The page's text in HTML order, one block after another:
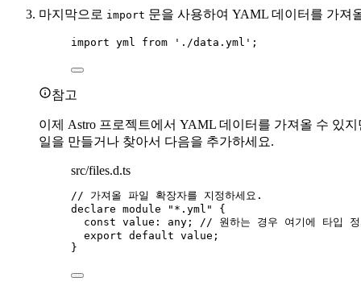
마지막으로 import 문을 사용하여 YAML 데이터를 가져
import yml from ' ./data.yml ' ;
참고
이제 Astro 프로젝트에서 YAML 데이터를 가져올 수 있
일을 만들거나 찾아서 다음을 추가하세요.
src/files.d.ts
// 가져올 파일 확장자를 지정하세요.
declare module " *.yml "
{
const value : any ; // 원하는 경우 여기에 타입 정
export default value;
}